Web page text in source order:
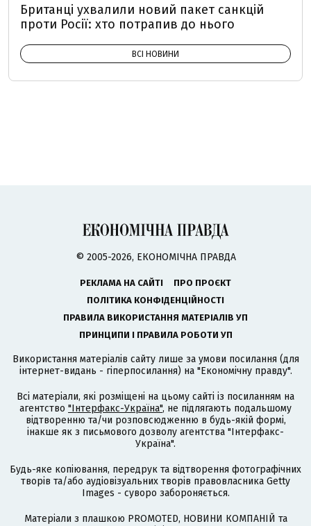
Британці ухвалили новий пакет санкцій
проти Росії: хто потрапив до нього
ВСІ НОВИНИ
© 2005-2026, ЕКОНОМІЧНА ПРАВДА
РЕКЛАМА НА САЙТІ
ПРО ПРОЄКТ
ПОЛІТИКА КОНФІДЕНЦІЙНОСТІ
ПРАВИЛА ВИКОРИСТАННЯ МАТЕРІАЛІВ УП
ПРИНЦИПИ І ПРАВИЛА РОБОТИ УП
Використання матеріалів сайту лише за умови посилання (для
інтернет-видань - гіперпосилання) на "Економічну правду".
Всі матеріали, які розміщені на цьому сайті із посиланням на
агентство "Інтерфакс-Україна", не підлягають подальшому
відтворенню та/чи розповсюдженню в будь-якій формі,
інакше як з письмового дозволу агентства "Інтерфакс-
Україна".
Будь-яке копіювання, передрук та відтворення фотографічних
творів та/або аудіовізуальних творів правовласника Getty
Images - суворо забороняється.
Матеріали з плашкою PROMOTED, НОВИНИ КОМПАНІЙ та